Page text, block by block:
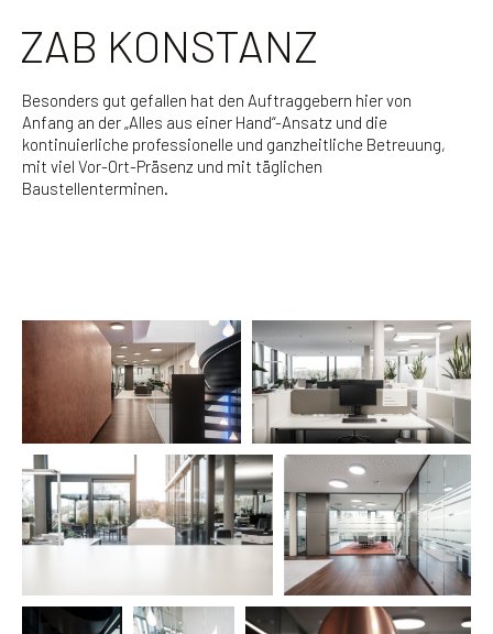
ZAB KONSTANZ
Besonders gut gefallen hat den Auftraggebern hier von
Anfang an der „Alles aus einer Hand“-Ansatz und die
kontinuierliche professionelle und ganzheitliche Betreuung,
mit viel Vor-Ort-Präsenz und mit täglichen
Baustellenterminen.